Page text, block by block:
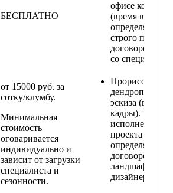
БЕСПЛАТНО
офисе
(время встречи
определяется
строго по
со
от 15000 руб. за
сотку/клумбу.
Минимальная
стоимость
оговаривается
индивидуально и
зависит от загрузки
специалиста и
сезонности.
Прорисовка
дендроплана и
эскиза
кадры).
исполнения
проекта
определяется
ландшафтным
дизайнером